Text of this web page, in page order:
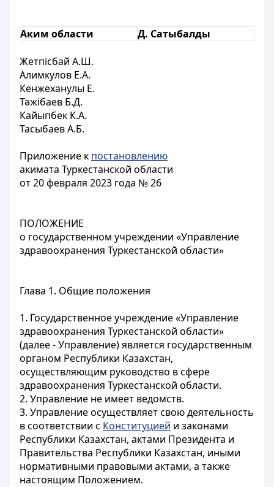
Аким области Д. Сатыбалды
Жетпісбай А.Ш.
Алимкулов Е.А.
Кенжеханулы Е.
Тәжібаев Б.Д.
Кайыпбек К.А.
Тасыбаев А.Б.
Приложение к постановлению
акимата Туркестанской области
от 20 февраля 2023 года № 26
ПОЛОЖЕНИЕ
о государственном учреждении «Управление
здравоохранения Туркестанской области»
Глава 1. Общие положения
1. Государственное учреждение «Управление
здравоохранения Туркестанской области»
(далее - Управление) является государственным
органом Республики Казахстан,
осуществляющим руководство в сфере
здравоохранения Туркестанской области.
2. Управление не имеет ведомств.
3. Управление осуществляет свою деятельность
в соответствии с Конституцией и законами
Республики Казахстан, актами Президента и
Правительства Республики Казахстан, иными
нормативными правовыми актами, а также
настоящим Положением.